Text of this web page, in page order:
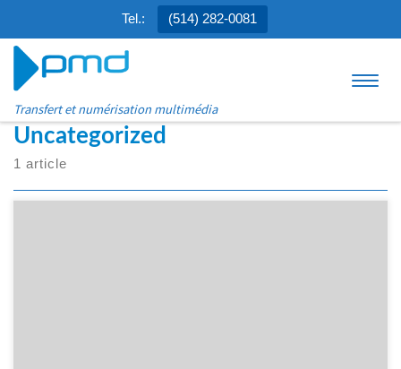
Tel.: (514) 282-0081
Transfert et numérisation multimédia
Uncategorized
1 article